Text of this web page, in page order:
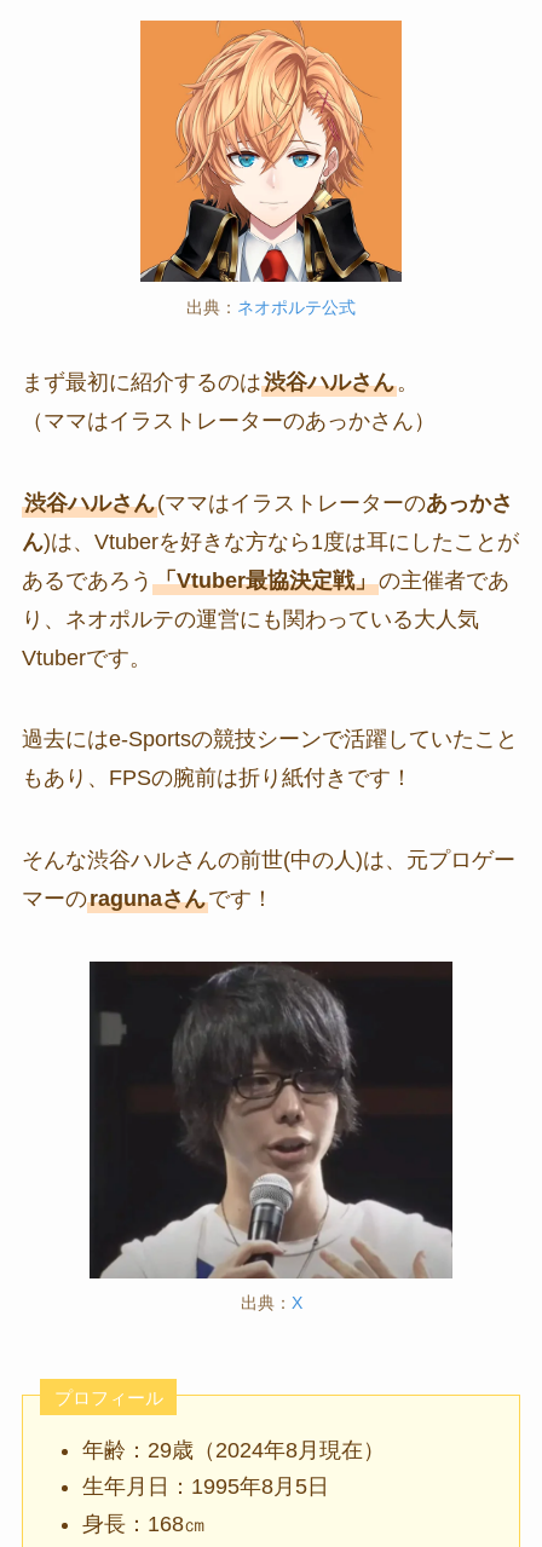
出典： ネオポルテ公式
まず最初に紹介するのは渋谷ハルさん。
（ママはイラストレーターのあっかさん）
渋谷ハルさん(ママはイラストレーターのあっかさ
ん)は、Vtuberを好きな方なら1度は耳にしたことが
あるであろう 「Vtuber最協決定戦」の主催者であ
り、ネオポルテの運営にも関わっている大人気
Vtuberです。
過去にはe-Sportsの競技シーンで活躍していたこと
もあり、FPSの腕前は折り紙付きです！
そんな渋谷ハルさんの前世(中の人)は、元プロゲー
マーのragunaさんです！
出典： X
プロフィール
年齢：29歳（2024年8月現在）
生年月日：1995年8月5日
身長：168㎝